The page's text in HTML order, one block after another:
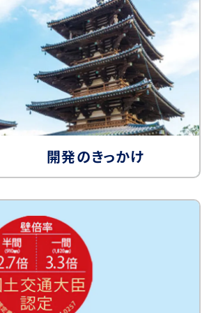
開発のきっかけ